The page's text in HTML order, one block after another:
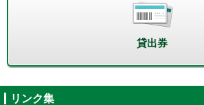
貸出券
リンク集